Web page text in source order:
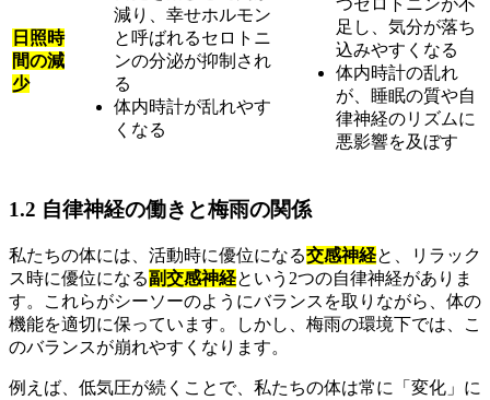
日照時
間の減
少
減り、幸せホルモン
と呼ばれるセロトニ
ンの分泌が抑制され
る
体内時計が乱れやす
くなる
つセロトニンが不
足し、気分が落ち
込みやすくなる
体内時計の乱れ
が、睡眠の質や自
律神経のリズムに
悪影響を及ぼす
1.2 自律神経の働きと梅雨の関係
私たちの体には、活動時に優位になる交感神経と、リラック
ス時に優位になる副交感神経という2つの自律神経がありま
す。これらがシーソーのようにバランスを取りながら、体の
機能を適切に保っています。しかし、梅雨の環境下では、こ
のバランスが崩れやすくなります。
例えば、低気圧が続くことで、私たちの体は常に「変化」に